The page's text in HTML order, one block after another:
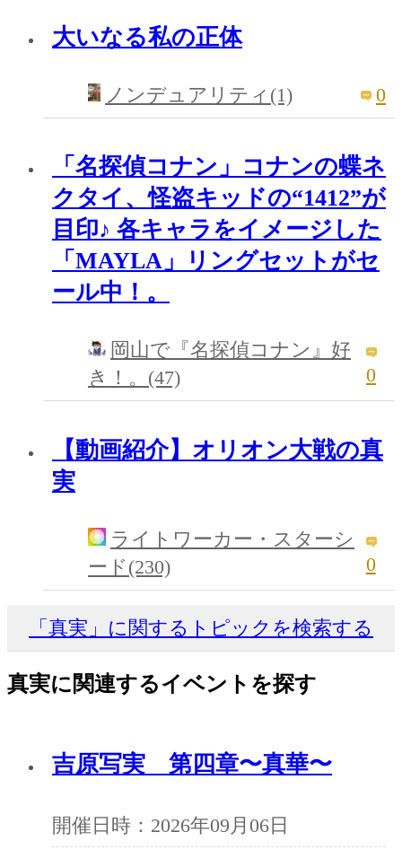
大いなる私の正体
ノンデュアリティ(1) 0
「名探偵コナン」コナンの蝶ネ
クタイ、怪盗キッドの“1412”が
目印♪ 各キャラをイメージした
「MAYLA」リングセットがセ
ール中！。
岡山で『名探偵コナン』好
き！。(47)
0
【動画紹介】オリオン大戦の真
実
ライトワーカー・スターシ
ード(230)
0
「真実」に関するトピックを検索する
真実に関連するイベントを探す
吉原写実 第四章〜真華〜
開催日時：2026年09月06日